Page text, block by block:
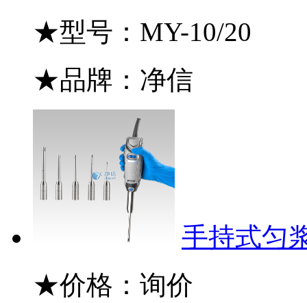
★型号：MY-10/20
★品牌：净信
手持式匀
★价格：询价